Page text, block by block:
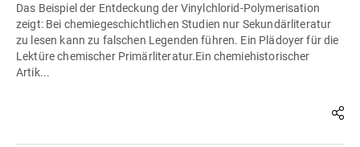
Das Beispiel der Entdeckung der Vinylchlorid-Polymerisation
zeigt: Bei chemiegeschichtlichen Studien nur Sekundärliteratur
zu lesen kann zu falschen Legenden führen. Ein Plädoyer für die
Lektüre chemischer Primärliteratur.Ein chemiehistorischer
Artik...